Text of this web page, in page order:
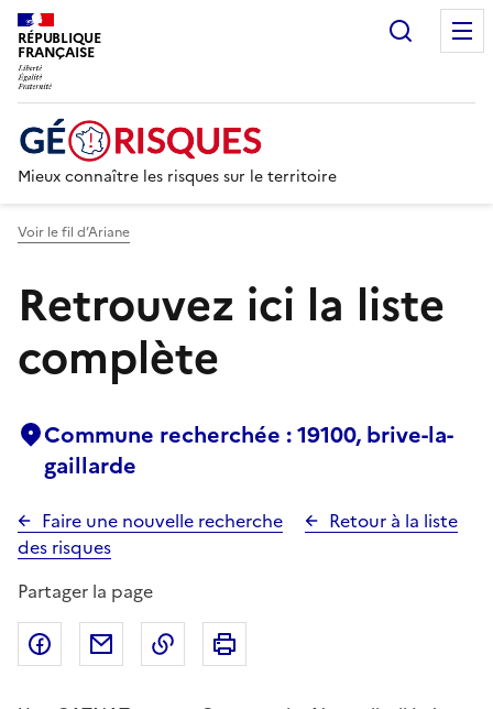
RÉPUBLIQUE
FRANÇAISE
Mieux connaître les risques sur le territoire
Voir le fil d’Ariane
Retrouvez ici la liste
complète
Commune recherchée : 19100, brive-la-
gaillarde
Faire une nouvelle recherche
Retour à la liste
des risques
Partager la page
Partager sur Facebook
Partager par emailCopier dans le presse-papier